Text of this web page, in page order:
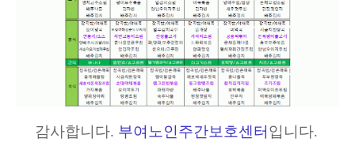
감사합니다. 부여노인주간보호센터 입니다.